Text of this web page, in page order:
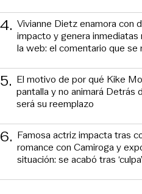
4. Vivianne Dietz enamora con
impacto y genera inmediatas
la web: el comentario que se
5. El motivo de por qué Kike
pantalla y no animará Detrás
será su reemplazo
6. Famosa actriz impacta tras
romance con Camiroga y
situación: se acabó tras